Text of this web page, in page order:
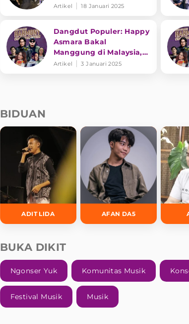
Suasana Lebih Happy
Artikel 18 Januari 2025
Dangdut Populer: Happy
Asmara Bakal
Manggung di Malaysia,
hingga Kolaborasi Slank
Artikel 3 Januari 2025
BIDUAN
ADIT LIDA AFAN DA5
BUKA DIKIT
Ngonser Yuk Komunitas Musik
Festival Musik Musik